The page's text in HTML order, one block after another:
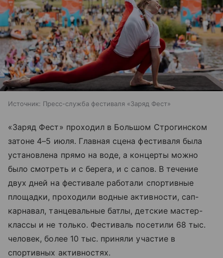
Источник: Пресс-служба фестиваля «Заряд Фест»
«Заряд Фест» проходил в Большом Строгинском
затоне 4–5 июля. Главная сцена фестиваля была
установлена прямо на воде, а концерты можно
было смотреть и с берега, и с сапов. В течение
двух дней на фестивале работали спортивные
площадки, проходили водные активности, сап-
карнавал, танцевальные батлы, детские мастер-
классы и не только. Фестиваль посетили 68 тыс.
человек, более 10 тыс. приняли участие в
спортивных активностях.